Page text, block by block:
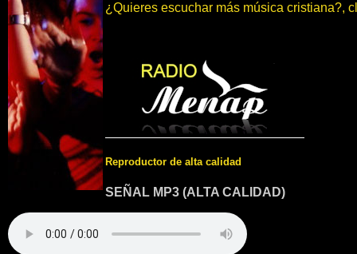
¿Quieres escuchar más música cristiana?,
Reproductor de alta calidad
SEÑAL MP3 (ALTA CALIDAD)